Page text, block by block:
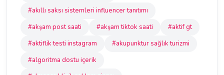
#akıllı saksı sistemleri influencer tanıtımı
#akşam post saati
#akşam tiktok saati
#aktif gt
#aktiflik testi instagram
#akupunktur sağlık turizmi
#algoritma dostu içerik